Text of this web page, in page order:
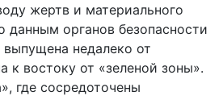
жертв и материального
данным органов безопасности
недалеко от
к востоку от «зеленой зоны».
где сосредоточены